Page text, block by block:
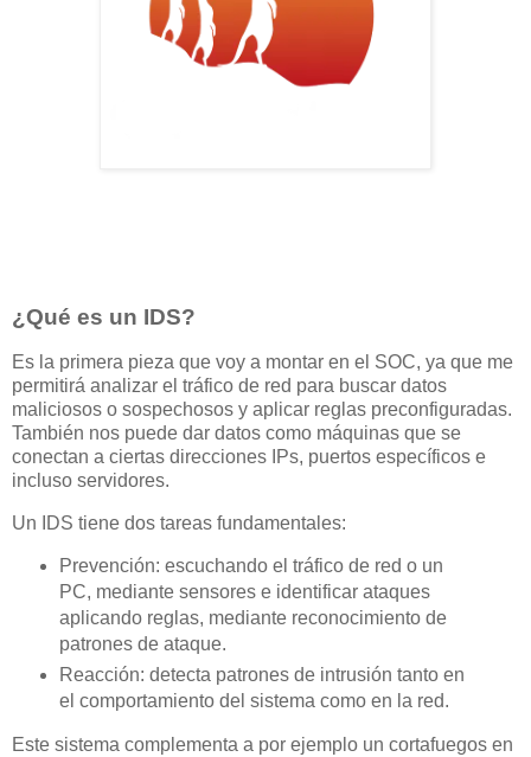
¿Qué es un IDS?
Es la primera pieza que voy a montar en el SOC, ya que me
permitirá analizar el tráfico de red para buscar datos
maliciosos o sospechosos y aplicar reglas preconfiguradas.
También nos puede dar datos como máquinas que se
conectan a ciertas direcciones IPs, puertos específicos e
incluso servidores.
Un IDS tiene dos tareas fundamentales:
Prevención: escuchando el tráfico de red o un
PC, mediante sensores e identificar ataques
aplicando reglas, mediante reconocimiento de
patrones de ataque.
Reacción: detecta patrones de intrusión tanto en
el comportamiento del sistema como en la red.
Este sistema complementa a por ejemplo un cortafuegos en